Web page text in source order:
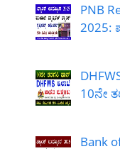
PNB
2025:
10ನೇ
Bank